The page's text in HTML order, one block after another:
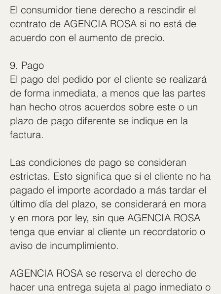
El consumidor tiene derecho a rescindir el
contrato de AGENCIA ROSA si no está de
acuerdo con el aumento de precio.
9. Pago
El pago del pedido por el cliente se realizará
de forma inmediata, a menos que las partes
han hecho otros acuerdos sobre este o un
plazo de pago diferente se indique en la
factura.
Las condiciones de pago se consideran
estrictas. Esto significa que si el cliente no ha
pagado el importe acordado a más tardar el
último día del plazo, se considerará en mora
y en mora por ley, sin que AGENCIA ROSA
tenga que enviar al cliente un recordatorio o
aviso de incumplimiento.
AGENCIA ROSA se reserva el derecho de
hacer una entrega sujeta al pago inmediato o